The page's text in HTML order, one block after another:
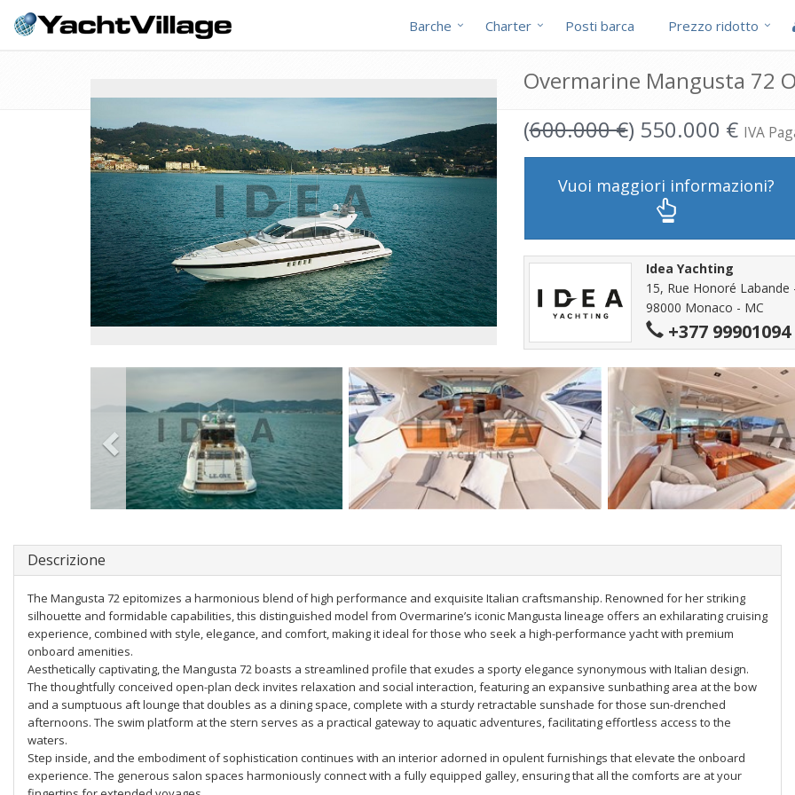
Barche Charter Posti barca Prezzo ridotto
Overmarine Mangusta 72
(600.000 €) 550.000 € IVA
Vuoi maggiori informazioni?
Idea Yachting
15, Rue Honoré
98000 Monaco - MC
+377 99901094
Descrizione
The Mangusta 72 epitomizes a harmonious blend of high performance and exquisite Italian craftsmanship. Renowned for her striking
silhouette and formidable capabilities, this distinguished model from Overmarine’s iconic Mangusta lineage offers an exhilarating cruising
experience, combined with style, elegance, and comfort, making it ideal for those who seek a high-performance yacht with premium
onboard amenities.
Aesthetically captivating, the Mangusta 72 boasts a streamlined profile that exudes a sporty elegance synonymous with Italian design.
The thoughtfully conceived open-plan deck invites relaxation and social interaction, featuring an expansive sunbathing area at the bow
and a sumptuous aft lounge that doubles as a dining space, complete with a sturdy retractable sunshade for those sun-drenched
afternoons. The swim platform at the stern serves as a practical gateway to aquatic adventures, facilitating effortless access to the
waters.
Step inside, and the embodiment of sophistication continues with an interior adorned in opulent furnishings that elevate the onboard
experience. The generous salon spaces harmoniously connect with a fully equipped galley, ensuring that all the comforts are at your